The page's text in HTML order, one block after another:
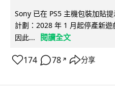
Sony 已在 PS5 主機包裝加貼
計劃：2028 年 1 月起停產新
因此...
閱讀全文
174 78 ↗ 分享